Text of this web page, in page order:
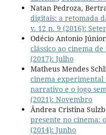
Natan Pedroza,
digitais: a retomada
v. 12 n. 9 (2016):
Odécio Antonio
clássico ao cinema
(2017): Julho
Matheus Mendes
cinema experimental
narrativo e o jogo
(2021): Novembro
Ândrea Cristina
presente no cinema:
(2014): Junho